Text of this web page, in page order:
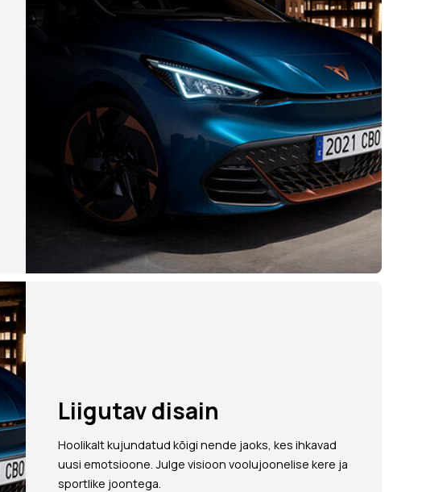
Liigutav disain
Hoolikalt kujundatud kõigi nende jaoks, kes ihkavad
uusi emotsioone. Julge visioon voolujoonelise kere ja
sportlike joontega.